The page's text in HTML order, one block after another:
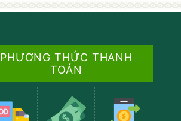
PHƯƠNG THỨC THANH
TOÁN